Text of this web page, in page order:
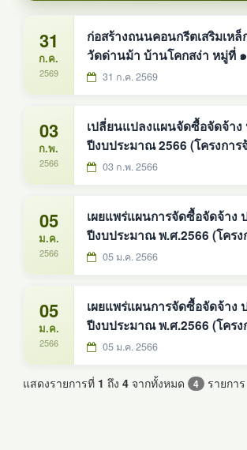
31
ก.ค.
2569
ก่อสร้างถนนคอนกรีตเสริมเหล็
วัดด่านม้า บ้านโคกสง่า หมู่ที่
กว้าง ๕ เมตร ยาว ๓๗๖ เมตร หนา
ส่วนตำบลดงหม้อทองใต้ อำเภ
บ้านม่วง จังหวัดสกลนคร
31 ก.ค. 2569
03
ก.พ.
2566
เปลี่ยนแปลงแผนจัดซื้อจัดจ้าง
ปีงบประมาณ 2566 (โครงการ
ก่อสร้างเสริมผิวถนนแอสฟัลต์ค
03 ก.พ. 2566
05
ม.ค.
2566
เผยแพร่แผนการจัดซื้อจัดจ้าง
ปีงบประมาณ พ.ศ.2566 (โครง
เหมาก่อสร้างเสริมผิวถนนแอสฟั
05 ม.ค. 2566
05
ม.ค.
2566
เผยแพร่แผนการจัดซื้อจัดจ้าง
ปีงบประมาณ พ.ศ.2566 (โครง
เหมาก่อสร้างเสริมผิวถนนแอสฟั
หมู่ที่ 3
05 ม.ค. 2566
แสดงรายการที่ 1 ถึง 4 จากทั้งหมด 4 รายการ